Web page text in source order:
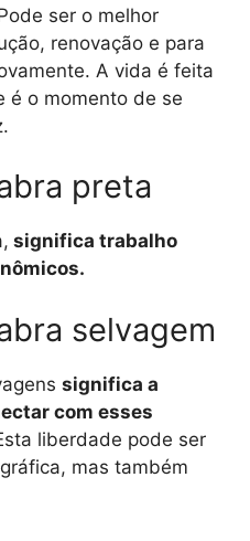
ser o melhor
renovação e para
A vida é feita
é o momento de se
preta
significa trabalho
selvagem
significa a
com esses
liberdade pode ser
mas também